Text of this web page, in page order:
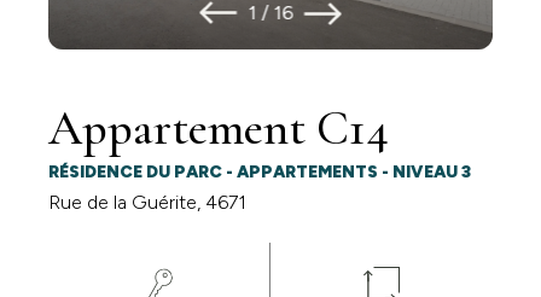
1 / 16
Appartement C14
RÉSIDENCE DU PARC - APPARTEMENTS - NIVEAU 3
Rue de la Guérite, 4671